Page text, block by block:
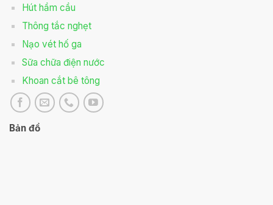
Hút hầm cầu
Thông tắc nghẹt
Nạo vét hố ga
Sữa chữa điện nước
Khoan cắt bê tông
Bản đồ